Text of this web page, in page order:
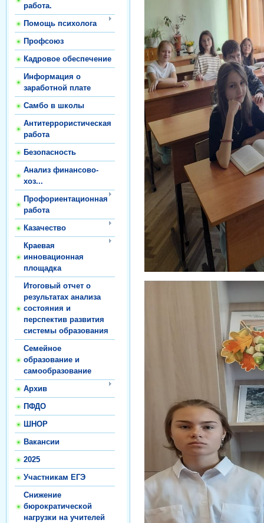
работа.
Помощь психолога
Профсоюз
Кадровое обеспечение
Информация о
заработной плате
Самбо в школы
Антитеррористическая
работа
Безопасность
Анализ финансово-
хоз...
Профориентационная
работа
Казачество
Краевая
инновационная
площадка
Итоговый отчет о
результатах анализа
состояния и
перспектив развития
системы образования
Семейное
образование и
самообразование
Архив
ПФДО
ШНОР
Вакансии
2025
Участникам ЕГЭ
Снижение
бюрократической
нагрузки на учителей